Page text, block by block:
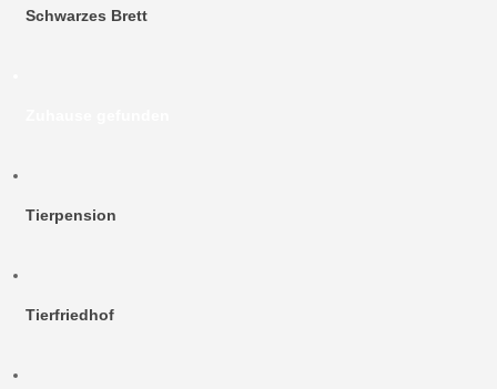
Schwarzes Brett
Tierpension
Tierfriedhof